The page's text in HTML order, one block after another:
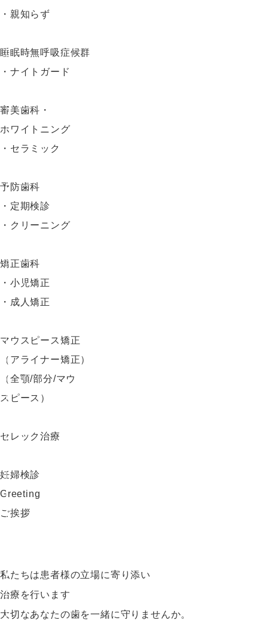
・親知らず
睡眠時無呼吸症候群
・ナイトガード
審美歯科・
ホワイトニング
・セラミック
予防歯科
・定期検診
・クリーニング
矯正歯科
・小児矯正
・成人矯正
マウスピース矯正
（アライナー矯正）
（全顎/部分/マウ
スピース）
セレック治療
妊婦検診
Greeting
ご挨拶
私たちは患者様の立場に寄り添い
治療を行います
大切なあなたの歯を一緒に守りませんか。